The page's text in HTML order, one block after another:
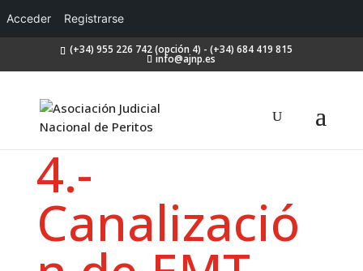
Acceder Registrarse
(+34) 955 226 742 (opción 4) - (+34) 684 419 815
info@ajnp.es
4.-
Canalizació